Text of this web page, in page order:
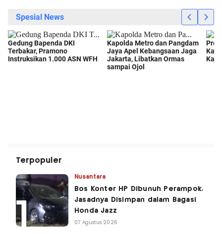
Terpopuler
Nusantara
Bos Konter HP Dibunuh Perampok,
Jasadnya Disimpan dalam Bagasi
Honda Jazz
07 Agustus 2026